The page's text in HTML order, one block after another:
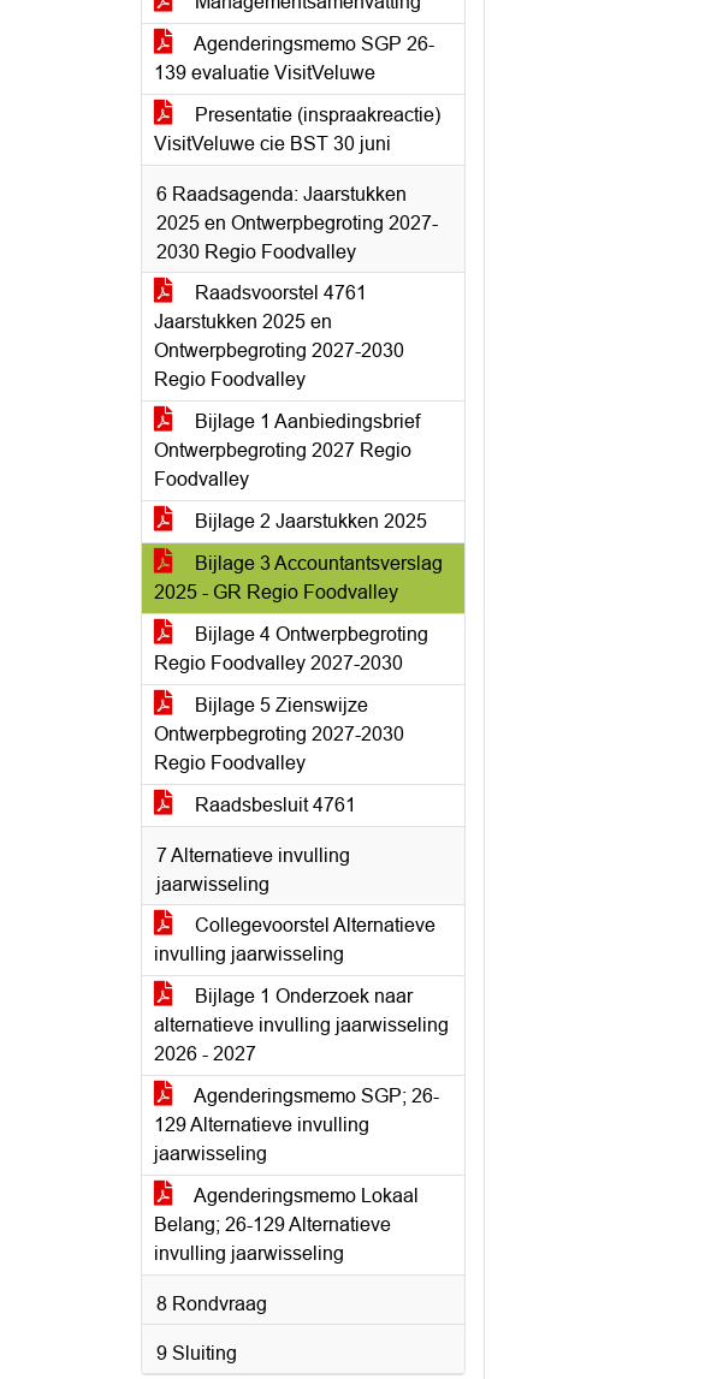
Agenderingsmemo SGP 26-
139 evaluatie VisitVeluwe
Presentatie (inspraakreactie)
VisitVeluwe cie BST 30 juni
6 Raadsagenda: Jaarstukken
2025 en Ontwerpbegroting 2027-
2030 Regio Foodvalley
Raadsvoorstel 4761
Jaarstukken 2025 en
Ontwerpbegroting 2027-2030
Regio Foodvalley
Bijlage 1 Aanbiedingsbrief
Ontwerpbegroting 2027 Regio
Foodvalley
Bijlage 2 Jaarstukken 2025
Bijlage 3 Accountantsverslag
2025 - GR Regio Foodvalley
Bijlage 4 Ontwerpbegroting
Regio Foodvalley 2027-2030
Bijlage 5 Zienswijze
Ontwerpbegroting 2027-2030
Regio Foodvalley
Raadsbesluit 4761
7 Alternatieve invulling
jaarwisseling
Collegevoorstel Alternatieve
invulling jaarwisseling
Bijlage 1 Onderzoek naar
alternatieve invulling jaarwisseling
2026 - 2027
Agenderingsmemo SGP; 26-
129 Alternatieve invulling
jaarwisseling
Agenderingsmemo Lokaal
Belang; 26-129 Alternatieve
invulling jaarwisseling
8 Rondvraag
9 Sluiting